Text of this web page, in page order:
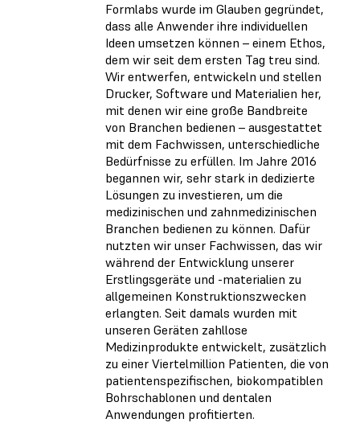
Formlabs wurde im Glauben gegründet,
dass alle Anwender ihre individuellen
Ideen umsetzen können – einem Ethos,
dem wir seit dem ersten Tag treu sind.
Wir entwerfen, entwickeln und stellen
Drucker, Software und Materialien her,
mit denen wir eine große Bandbreite
von Branchen bedienen – ausgestattet
mit dem Fachwissen, unterschiedliche
Bedürfnisse zu erfüllen. Im Jahre 2016
begannen wir, sehr stark in dedizierte
Lösungen zu investieren, um die
medizinischen und zahnmedizinischen
Branchen bedienen zu können. Dafür
nutzten wir unser Fachwissen, das wir
während der Entwicklung unserer
Erstlingsgeräte und -materialien zu
allgemeinen Konstruktionszwecken
erlangten. Seit damals wurden mit
unseren Geräten zahllose
Medizinprodukte entwickelt, zusätzlich
zu einer Viertelmillion Patienten, die von
patientenspezifischen, biokompatiblen
Bohrschablonen und dentalen
Anwendungen profitierten.